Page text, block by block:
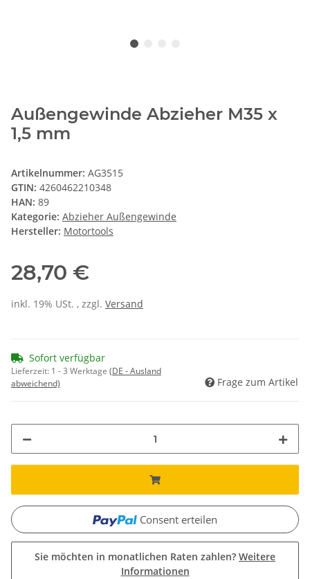
Außengewinde Abzieher M35 x
1,5 mm
Artikelnummer: AG3515
GTIN: 4260462210348
HAN: 89
Kategorie: Abzieher Außengewinde
Hersteller: Motortools
28,70 €
inkl. 19% USt. , zzgl. Versand
Sofort verfügbar
Lieferzeit: 1 - 3 Werktage (DE - Ausland
abweichend)
Frage zum Artikel
Consent erteilen
Sie möchten in monatlichen Raten zahlen? Weitere
Informationen